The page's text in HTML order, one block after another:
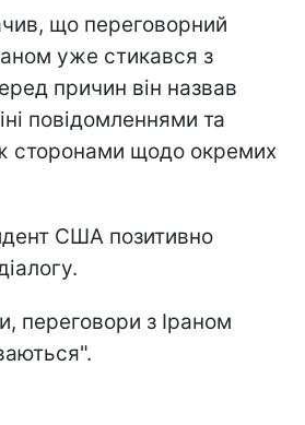
що переговорний
уже стикався з
причин він назвав
повідомленнями та
сторонами щодо окремих
США позитивно
переговори з Іраном